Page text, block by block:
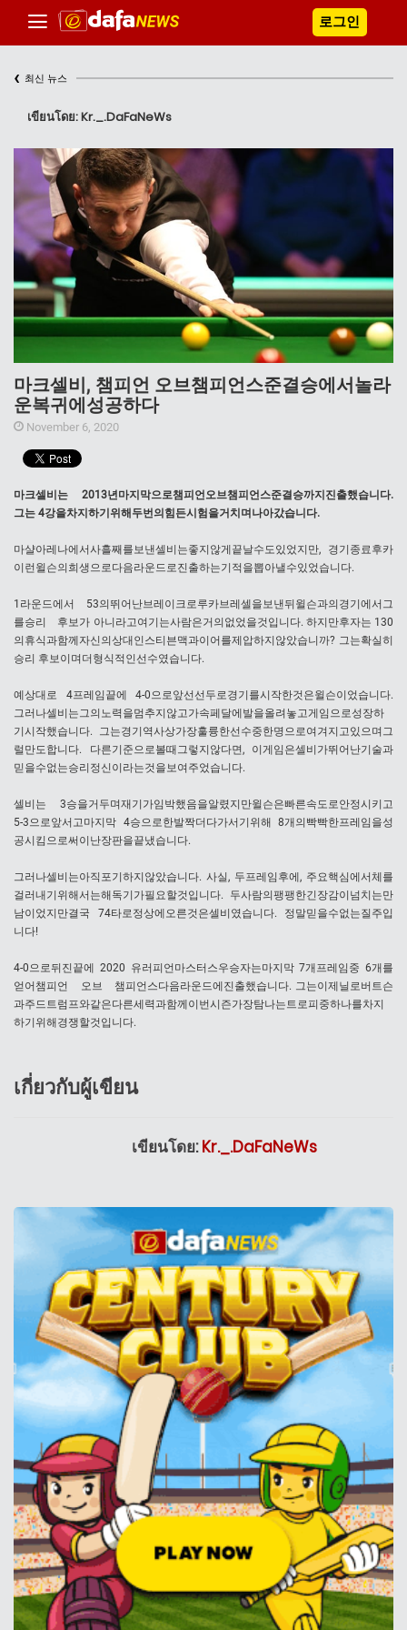
로그인
‹ 최신 뉴스
เขียนโดย: Kr._.DaFaNeWs
마크셀비, 챔피언 오브챔피언스준결승에서놀라
운복귀에성공하다
November 6, 2020
마크셀비는 2013년마지막으로챔피언오브챔피언스준결승까지진출했습니다.
그는 4강을차지하기위해두번의힘든시험을거치며나아갔습니다.
마샬아레나에서사흘째를보낸셀비는좋지않게끝날수도있었지만, 경기종료후카
이런윌슨의희생으로다음라운드로진출하는기적을뽑아낼수있었습니다.
1라운드에서 53의뛰어난브레이크로루카브레셀을보낸뒤윌슨과의경기에서그
를승리 후보가 아니라고여기는사람은거의없었을것입니다. 하지만후자는 130
의휴식과함께자신의상대인스티븐맥과이어를제압하지않았습니까? 그는확실히
승리 후보이며더형식적인선수였습니다.
예상대로 4프레임끝에 4-0으로앞선선두로경기를시작한것은윌슨이었습니다.
그러나셀비는그의노력을멈추지않고가속페달에발을올려놓고게임으로성장하
기시작했습니다. 그는경기역사상가장훌륭한선수중한명으로여겨지고있으며그
럴만도합니다. 다른기준으로볼때그렇지않다면, 이게임은셀비가뛰어난기술과
믿을수없는승리정신이라는것을보여주었습니다.
셀비는 3승을거두며재기가임박했음을알렸지만윌슨은빠른속도로안정시키고
5-3으로앞서고마지막 4승으로한발짝더다가서기위해 8개의빡빡한프레임을성
공시킴으로써이난장판을끝냈습니다.
그러나셀비는아직포기하지않았습니다. 사실, 두프레임후에, 주요핵심에서체를
걸러내기위해서는해독기가필요할것입니다. 두사람의팽팽한긴장감이넘치는만
남이었지만결국 74타로정상에오른것은셀비였습니다. 정말믿을수없는질주입
니다!
4-0으로뒤진끝에 2020 유러피언마스터스우승자는마지막 7개프레임중 6개를
얻어챔피언 오브 챔피언스다음라운드에진출했습니다. 그는이제닐로버트슨
과주드트럼프와같은다른세력과함께이번시즌가장탐나는트로피중하나를차지
하기위해경쟁할것입니다.
เกี่ยวกับผู้เขียน
เขียนโดย:Kr._.DaFaNeWs